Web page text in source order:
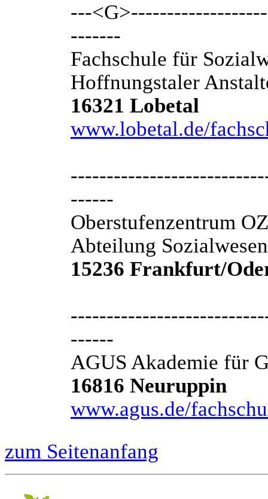
---
-------
Fachschule für
Hoffnungstaler
16321 Lobetal
www.lobetal.de/
------
Oberstufenzentrum
Abteilung Sozialwesen
15236 Frankfurt/
------
AGUS Akademie für
16816 Neuruppin
www.agus.de/
zum Seitenanfang